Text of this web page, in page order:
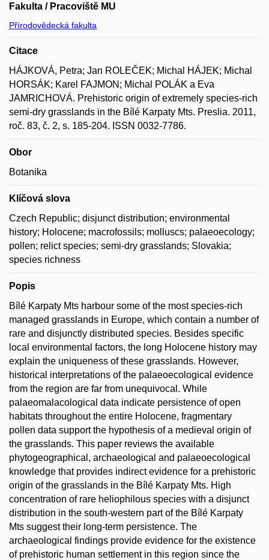
Fakulta / Pracoviště MU
Přírodovědecká fakulta
Citace
HÁJKOVÁ, Petra; Jan ROLEČEK; Michal HÁJEK; Michal
HORSÁK; Karel FAJMON; Michal POLÁK a Eva
JAMRICHOVÁ. Prehistoric origin of extremely species-rich
semi-dry grasslands in the Bílé Karpaty Mts. Preslia. 2011,
roč. 83, č. 2, s. 185-204. ISSN 0032-7786.
Obor
Botanika
Klíčová slova
Czech Republic; disjunct distribution; environmental
history; Holocene; macrofossils; molluscs; palaeoecology;
pollen; relict species; semi-dry grasslands; Slovakia;
species richness
Popis
Bílé Karpaty Mts harbour some of the most species-rich
managed grasslands in Europe, which contain a number of
rare and disjunctly distributed species. Besides specific
local environmental factors, the long Holocene history may
explain the uniqueness of these grasslands. However,
historical interpretations of the palaeoecological evidence
from the region are far from unequivocal. While
palaeomalacological data indicate persistence of open
habitats throughout the entire Holocene, fragmentary
pollen data support the hypothesis of a medieval origin of
the grasslands. This paper reviews the available
phytogeographical, archaeological and palaeoecological
knowledge that provides indirect evidence for a prehistoric
origin of the grasslands in the Bílé Karpaty Mts. High
concentration of rare heliophilous species with a disjunct
distribution in the south-western part of the Bílé Karpaty
Mts suggest their long-term persistence. The
archaeological findings provide evidence for the existence
of prehistoric human settlement in this region since the